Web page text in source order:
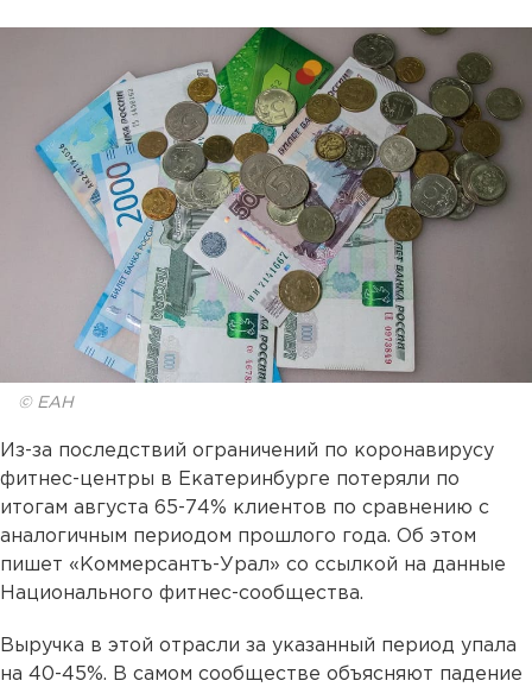
© ЕАН
Из-за последствий ограничений по коронавирусу
фитнес-центры в Екатеринбурге потеряли по
итогам августа 65-74% клиентов по сравнению с
аналогичным периодом прошлого года. Об этом
пишет «Коммерсантъ-Урал» со ссылкой на данные
Национального фитнес-сообщества.
Выручка в этой отрасли за указанный период упала
на 40-45%. В самом сообществе объясняют падение